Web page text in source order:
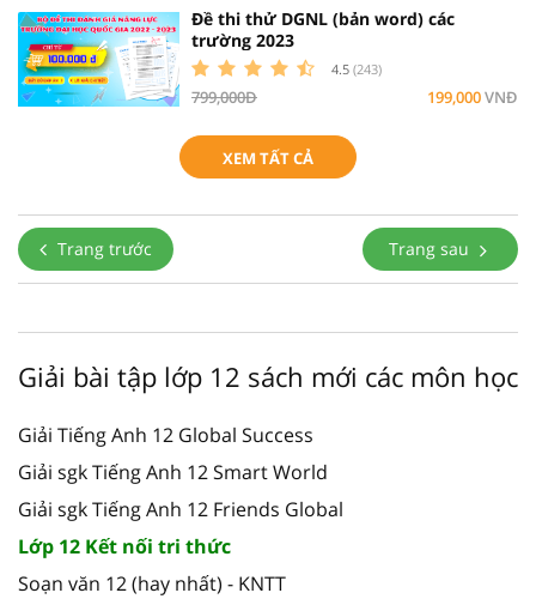
Đề thi thử DGNL (bản word) các
trường 2023
4.5 (243)
799,000Đ 199,000VNĐ
XEM TẤT CẢ
Trang trước Trang sau
Giải bài tập lớp 12 sách mới các môn học
Giải Tiếng Anh 12 Global Success
Giải sgk Tiếng Anh 12 Smart World
Giải sgk Tiếng Anh 12 Friends Global
Lớp 12 Kết nối tri thức
Soạn văn 12 (hay nhất) - KNTT